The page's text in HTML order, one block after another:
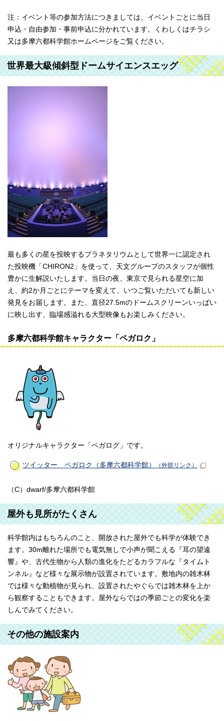
注：イベント等の参加方法につきましては、イベントごとに当日
申込・自由参加・事前申込に分かれています。くわしくはチラシ
又は多摩六都科学館ホームページをご覧ください。
世界最大級傾斜型ドームサイエンスエッグ
最も多くの星を投映するプラネタリウムとして世界一に認定され
た投映機「CHIRON2」を使って、天文グループのスタッフが個性
豊かに生解説いたします。当日の夜、東京で見られる星空に加
え、約2か月ごとにテーマを変えて、いつご覧いただいても新しい
発見をお届します。また、直径27.5mのドームスクリーンいっぱい
に映し出す、臨場感溢れる大型映像もお楽しみください。
多摩六都科学館キャラクター「ペガロク」
オリジナルキャラクター「ペガログ」です。
ツイッター ペガロク（多摩六都科学館） （外部リンク）
（C）dwarf/多摩六都科学館
屋外も見所がたくさん
科学館内はもちろんのこと、開放された屋外でも科学が体験でき
ます。30m離れた場所でも電気無しで小声が聞こえる『耳の望遠
響』や、古代生物から人類の進化をたどるカラフルな『タイムト
ンネル』など様々な展示物が設置されています。敷地内の雑木林
では様々な動植物が見られ、設置されたやぐらでは雑木林を上か
ら観察することもできます。屋外ならではの季節ごとの変化を楽
しんでみてください。
その他の施設案内